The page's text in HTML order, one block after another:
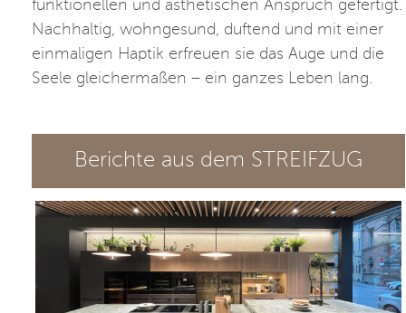
funktionellen und ästhetischen Anspruch gefertigt.
Nachhaltig, wohngesund, duftend und mit einer
einmaligen Haptik erfreuen sie das Auge und die
Seele gleichermaßen – ein ganzes Leben lang.
Berichte aus dem STREIFZUG